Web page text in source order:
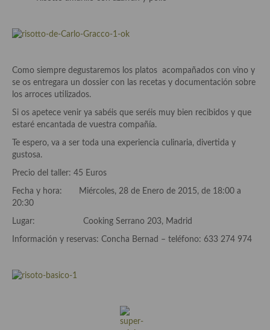
Aderezos, salsas, vinagretas, especias, hierbas aromáticas o
aditivos
Hierbas aromáticas
Aceites
Mojos y pastas
Sales y polvos
Salsas y mojos
Aperitivos
Bocadillos, hamburguesas, sándwich, emparedados, tostas y
Como siempre degustaremos los platos acompañados con vino y
se os entregara un dossier con las recetas y documentación sobre
los arroces utilizados.
Si os apetece venir ya sabéis que seréis muy bien recibidos y que
estaré encantada de vuestra compañía.
Te espero, va a ser toda una experiencia culinaria, divertida y
gustosa.
Precio del taller: 45 Euros
Fecha y hora: Miércoles, 28 de Enero de 2015, de 18:00 a
20:30
Lugar: Cooking Serrano 203, Madrid
Información y reservas: Concha Bernad – teléfono: 633 274 974